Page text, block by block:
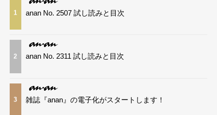
1 anan No. 2507 試し読みと目次
2 anan No. 2311 試し読みと目次
3 雑誌『anan』の電子化がスタートします！